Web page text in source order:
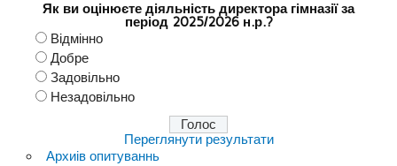
Як ви оцінюєте діяльність директора гімназії за
період 2025/2026 н.р.?
Відмінно
Добре
Задовільно
Незадовільно
Переглянути результати
Архиів опитуваннь